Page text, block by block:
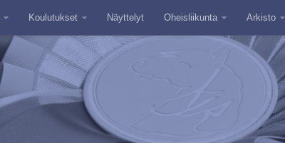
Koulutukset Näyttelyt Oheisliikunta Arkisto